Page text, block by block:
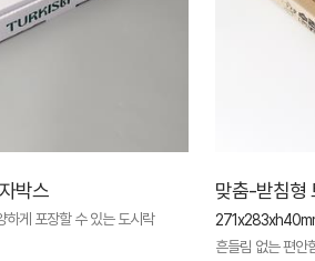
박스
하게 포장할 수 있는 도시락
맞춤-받침형
흔들림 없는 편안